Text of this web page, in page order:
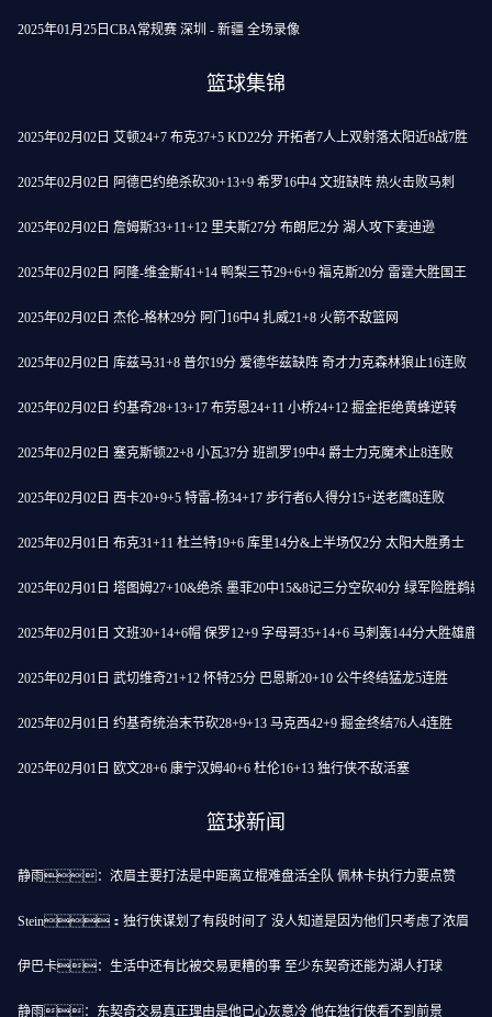
2025年01月25日CBA常规赛 深圳 - 新疆 全场录像
篮球集锦
2025年02月02日 艾顿24+7 布克37+5 KD22分 开拓者7人上双射落太阳近8战7胜
2025年02月02日 阿德巴约绝杀砍30+13+9 希罗16中4 文班缺阵 热火击败马刺
2025年02月02日 詹姆斯33+11+12 里夫斯27分 布朗尼2分 湖人攻下麦迪逊
2025年02月02日 阿隆-维金斯41+14 鸭梨三节29+6+9 福克斯20分 雷霆大胜国王
2025年02月02日 杰伦-格林29分 阿门16中4 扎威21+8 火箭不敌篮网
2025年02月02日 库兹马31+8 普尔19分 爱德华兹缺阵 奇才力克森林狼止16连败
2025年02月02日 约基奇28+13+17 布劳恩24+11 小桥24+12 掘金拒绝黄蜂逆转
2025年02月02日 塞克斯顿22+8 小瓦37分 班凯罗19中4 爵士力克魔术止8连败
2025年02月02日 西卡20+9+5 特雷-杨34+17 步行者6人得分15+送老鹰8连败
2025年02月01日 布克31+11 杜兰特19+6 库里14分&上半场仅2分 太阳大胜勇士
2025年02月01日 塔图姆27+10&绝杀 墨菲20中15&8记三分空砍40分 绿军险胜鹈鹕
2025年02月01日 文班30+14+6帽 保罗12+9 字母哥35+14+6 马刺轰144分大胜雄鹿
2025年02月01日 武切维奇21+12 怀特25分 巴恩斯20+10 公牛终结猛龙5连胜
2025年02月01日 约基奇统治末节砍28+9+13 马克西42+9 掘金终结76人4连胜
2025年02月01日 欧文28+6 康宁汉姆40+6 杜伦16+13 独行侠不敌活塞
篮球新闻
静雨：浓眉主要打法是中距离立棍难盘活全队 佩林卡执行力要点赞
Stein：独行侠谋划了有段时间了 没人知道是因为他们只考虑了浓眉
伊巴卡：生活中还有比被交易更糟的事 至少东契奇还能为湖人打球
静雨：东契奇交易真正理由是他已心灰意冷 他在独行侠看不到前景